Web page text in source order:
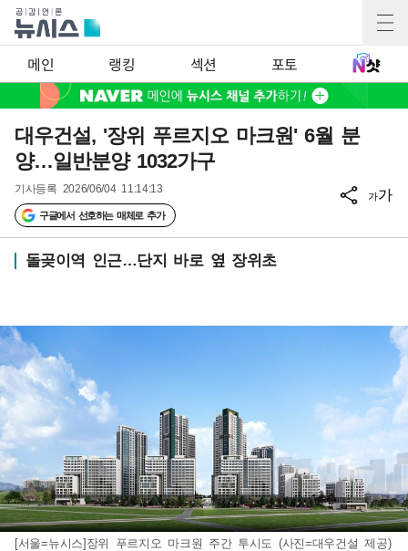
메인 랭킹 섹션 포토
대우건설, '장위 푸르지오 마크원' 6월 분
양…일반분양 1032가구
기사등록 2026/06/04 11:14:13
구글에서 선호하는 매체로 추가
가가
돌곶이역 인근…단지 바로 옆 장위초
[서울=뉴시스]장위 푸르지오 마크원 주간 투시도 (사진=대우건설 제공)